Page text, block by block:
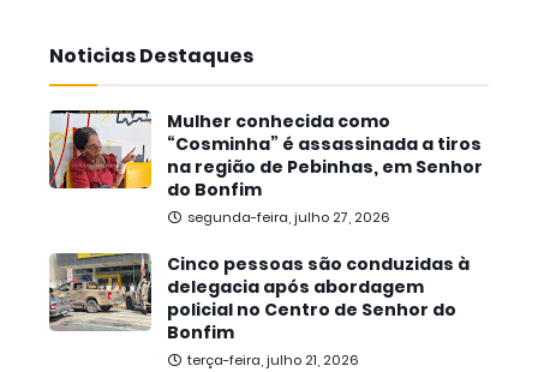
Noticias Destaques
Mulher conhecida como
“Cosminha” é assassinada a tiros
na região de Pebinhas, em Senhor
do Bonfim
segunda-feira, julho 27, 2026
Cinco pessoas são conduzidas à
delegacia após abordagem
policial no Centro de Senhor do
Bonfim
terça-feira, julho 21, 2026